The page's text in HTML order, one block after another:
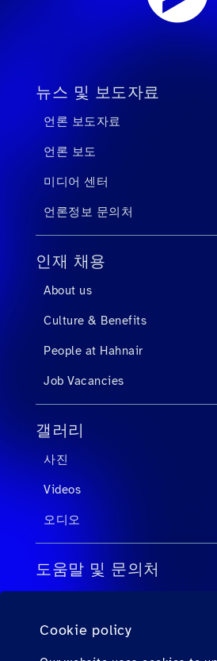
Cookie policy
뉴스 및 보도자료
언론 보도자료
언론 보도
미디어 센터
언론정보 문의처
인재 채용
About us
Culture & Benefits
People at Hahnair
Job Vacancies
갤러리
사진
Videos
오디오
도움말 및 문의처
개인 탑승객에 대해 자주 묻는 질